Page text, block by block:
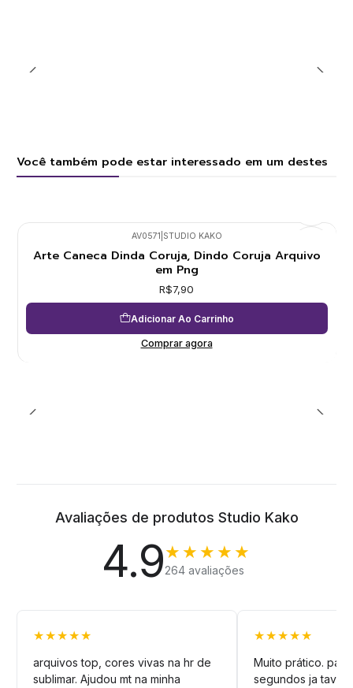
Você também pode estar interessado em um destes
AV0571 STUDIO KAKO
Arte Caneca Dinda Coruja, Dindo Coruja Arquivo
em Png
R$7,90
Adicionar Ao Carrinho
Comprar agora
Avaliações de produtos Studio Kako
4.9★★★★★
264 avaliações
★★★★★
arquivos top, cores vivas na hr de
sublimar. Ajudou mt na minha
★★★★★
Muito prático.
segundos ja tava